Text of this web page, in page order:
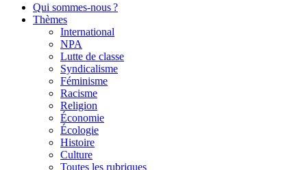
Qui sommes-nous ?
Thèmes
International
NPA
Lutte de classe
Syndicalisme
Féminisme
Racisme
Religion
Économie
Écologie
Histoire
Culture
Toutes les rubriques